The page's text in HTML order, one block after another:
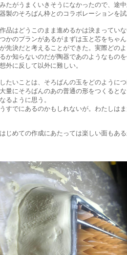
たがうまくいきそうになかったので、途
製のそろばん枠とのコラボレーションを試
品はどうこのまま進めるかは決まっていな
かのプランがあるがまずは玉と芯をちゃ
先決だと考えることができた。実際どの
か知らないのだが陶器であのようなもの
外に反して以外に難しい。
たいことは、そろばんの玉をどのように
量にそろばんのあの普通の形をつくると
るように思う。
すでにあるのかもしれないが。わたしはま
じめての作成にあたっては楽しい面もあ